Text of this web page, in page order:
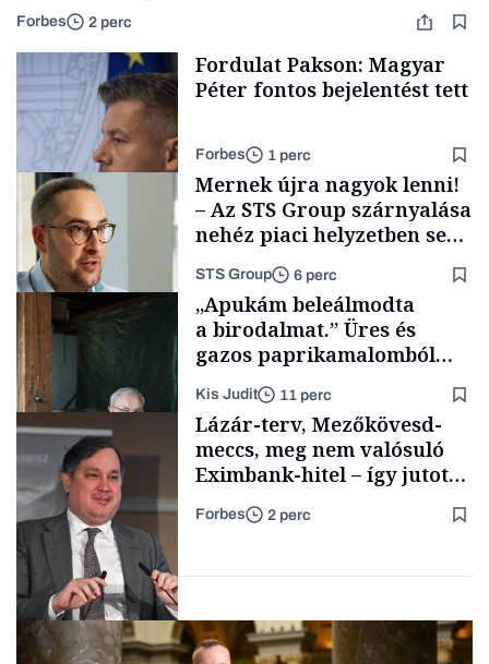
Forbes 2 perc
Energia
Fordulat Pakson: Magyar
Péter fontos bejelentést tett
Forbes 1 perc
Támogatói tartalom
Mernek újra nagyok lenni!
– Az STS Group szárnyalása
nehéz piaci helyzetben sem
STS Group 6 perc
Családi
vállalkozások
„Apukám beleálmodta
a birodalmat.” Üres és
gazos paprikamalomból
lett az igazi családi
fűszersztori
Kis Judit 11 perc
Magyar cégek
Lázár-terv, Mezőkövesd-
meccs, meg nem valósuló
Eximbank-hitel – így jutott
el a bezárásig a 70 éves
téglagyár
Forbes 2 perc